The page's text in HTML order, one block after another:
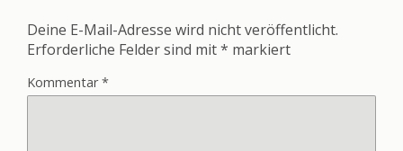
Deine E-Mail-Adresse wird nicht veröffentlicht.
Erforderliche Felder sind mit* markiert
Kommentar*